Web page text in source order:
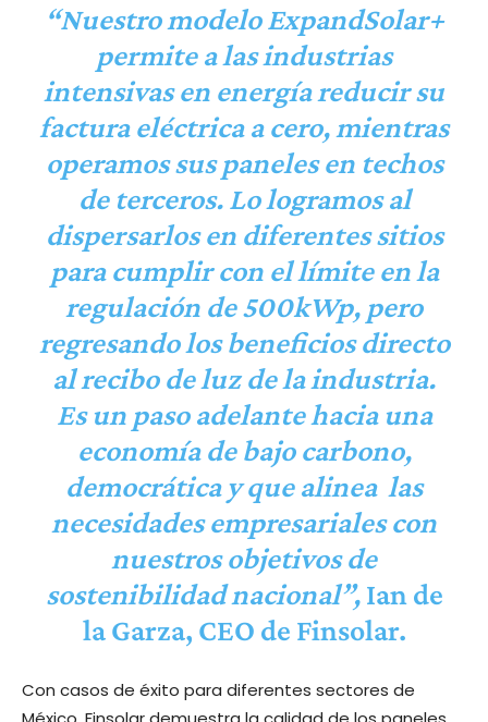
“Nuestro modelo ExpandSolar+
permite a las industrias
intensivas en energía reducir su
factura eléctrica a cero, mientras
operamos sus paneles en techos
de terceros. Lo logramos al
dispersarlos en diferentes sitios
para cumplir con el límite en la
regulación de 500kWp, pero
regresando los beneficios directo
al recibo de luz de la industria.
Es un paso adelante hacia una
economía de bajo carbono,
democrática y que alinea las
necesidades empresariales con
nuestros objetivos de
sostenibilidad nacional”,Ian de
la Garza, CEO de Finsolar.
Con casos de éxito para diferentes sectores de